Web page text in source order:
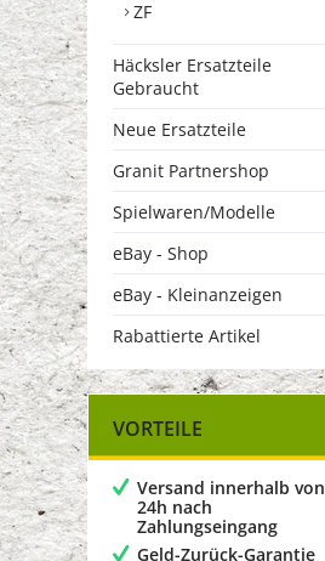
ZF
Häcksler Ersatzteile
Gebraucht
Neue Ersatzteile
Granit Partnershop
Spielwaren/Modelle
eBay - Shop
eBay - Kleinanzeigen
Rabattierte Artikel
VORTEILE
Versand innerhalb von
24h nach
Zahlungseingang
Geld-Zurück-Garantie